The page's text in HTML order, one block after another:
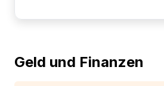
Geld und Finanzen